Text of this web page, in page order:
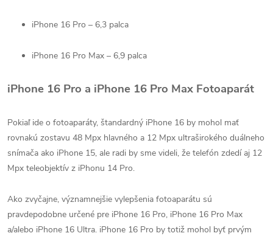
iPhone 16 Pro – 6,3 palca
iPhone 16 Pro Max – 6,9 palca
iPhone 16 Pro a iPhone 16 Pro Max Fotoaparát
Pokiaľ ide o fotoaparáty, štandardný iPhone 16 by mohol mať
rovnakú zostavu 48 Mpx hlavného a 12 Mpx ultraširokého duálneho
snímača ako iPhone 15, ale radi by sme videli, že telefón zdedí aj 12
Mpx teleobjektív z iPhonu 14 Pro.
Ako zvyčajne, významnejšie vylepšenia fotoaparátu sú
pravdepodobne určené pre iPhone 16 Pro, iPhone 16 Pro Max
a/alebo iPhone 16 Ultra. iPhone 16 Pro by totiž mohol byť prvým